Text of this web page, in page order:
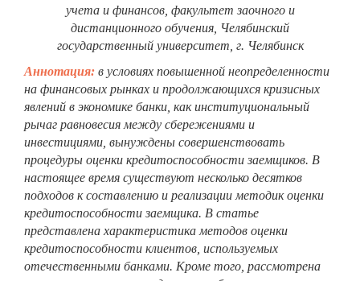
учета и финансов, факультет заочного и
дистанционного обучения, Челябинский
государственный университет, г. Челябинск
Аннотация: в условиях повышенной неопределенности
на финансовых рынках и продолжающихся кризисных
явлений в экономике банки, как институциональный
рычаг равновесия между сбережениями и
инвестициями, вынуждены совершенствовать
процедуры оценки кредитоспособности заемщиков. В
настоящее время существуют несколько десятков
подходов к составлению и реализации методик оценки
кредитоспособности заемщика. В статье
представлена характеристика методов оценки
кредитоспособности клиентов, используемых
отечественными банками. Кроме того, рассмотрена